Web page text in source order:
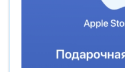
«БАНК ГЛОБЭКС»
«СОВКОМБАНК»